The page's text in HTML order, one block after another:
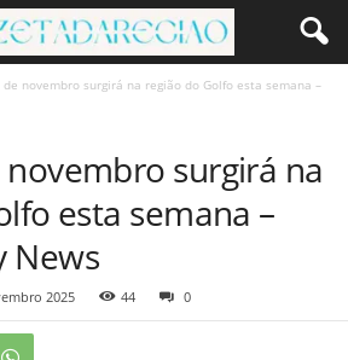
de novembro surgirá na região do Golfo esta semana –
surgirá na
esta semana –
News
2025 44 0